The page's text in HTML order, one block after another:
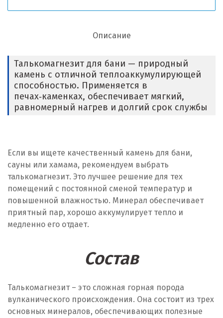
Описание
Талькомагнезит для бани — природный
камень с отличной теплоаккумулирующей
способностью. Применяется в
печах‑каменках, обеспечивает мягкий,
равномерный нагрев и долгий срок службы
Если вы ищете качественный камень для бани,
сауны или хамама, рекомендуем выбрать
талькомагнезит. Это лучшее решение для тех
помещений с постоянной сменой температур и
повышенной влажностью. Минерал обеспечивает
приятный пар, хорошо аккумулирует тепло и
медленно его отдает.
Состав
Талькомагнезит – это сложная горная порода
вулканического происхождения. Она состоит из трех
основных минералов, обеспечивающих полезные